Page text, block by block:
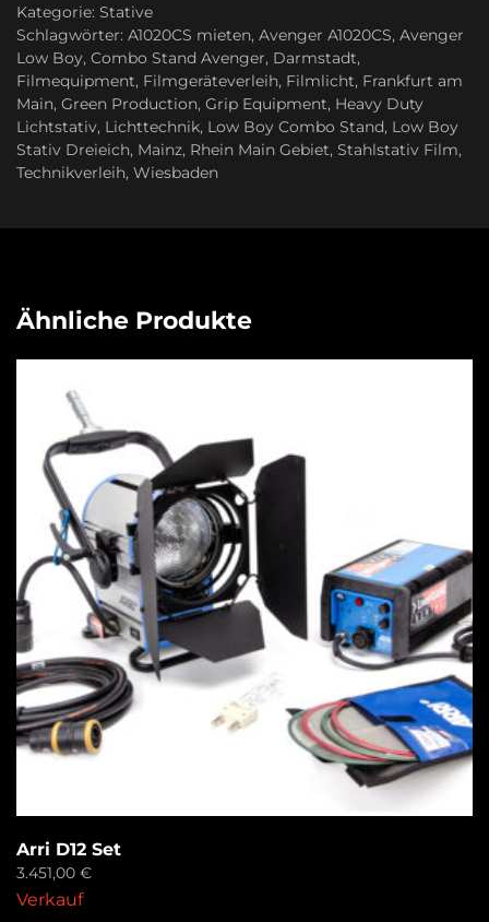
Kategorie: Stative
Schlagwörter: A1020CS mieten, Avenger A1020CS, Avenger
Low Boy, Combo Stand Avenger, Darmstadt,
Filmequipment, Filmgeräteverleih, Filmlicht, Frankfurt am
Main, Green Production, Grip Equipment, Heavy Duty
Lichtstativ, Lichttechnik, Low Boy Combo Stand, Low Boy
Stativ Dreieich, Mainz, Rhein Main Gebiet, Stahlstativ Film,
Technikverleih, Wiesbaden
Ähnliche Produkte
Arri D12 Set
3.451,00 €
Verkauf